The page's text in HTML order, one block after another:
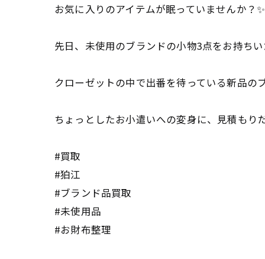
お気に入りのアイテムが眠っていませんか？✨
先日、未使用のブランドの小物3点をお持ち
クローゼットの中で出番を待っている新品の
ちょっとしたお小遣いへの変身に、見積も
#買取
#狛江
#ブランド品買取
#未使用品
#お財布整理